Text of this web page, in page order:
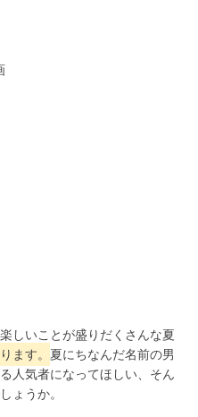
しいことが盛りだくさんな夏
ます。 夏にちなんだ名前の男
人気者になってほしい、そん
ょうか。